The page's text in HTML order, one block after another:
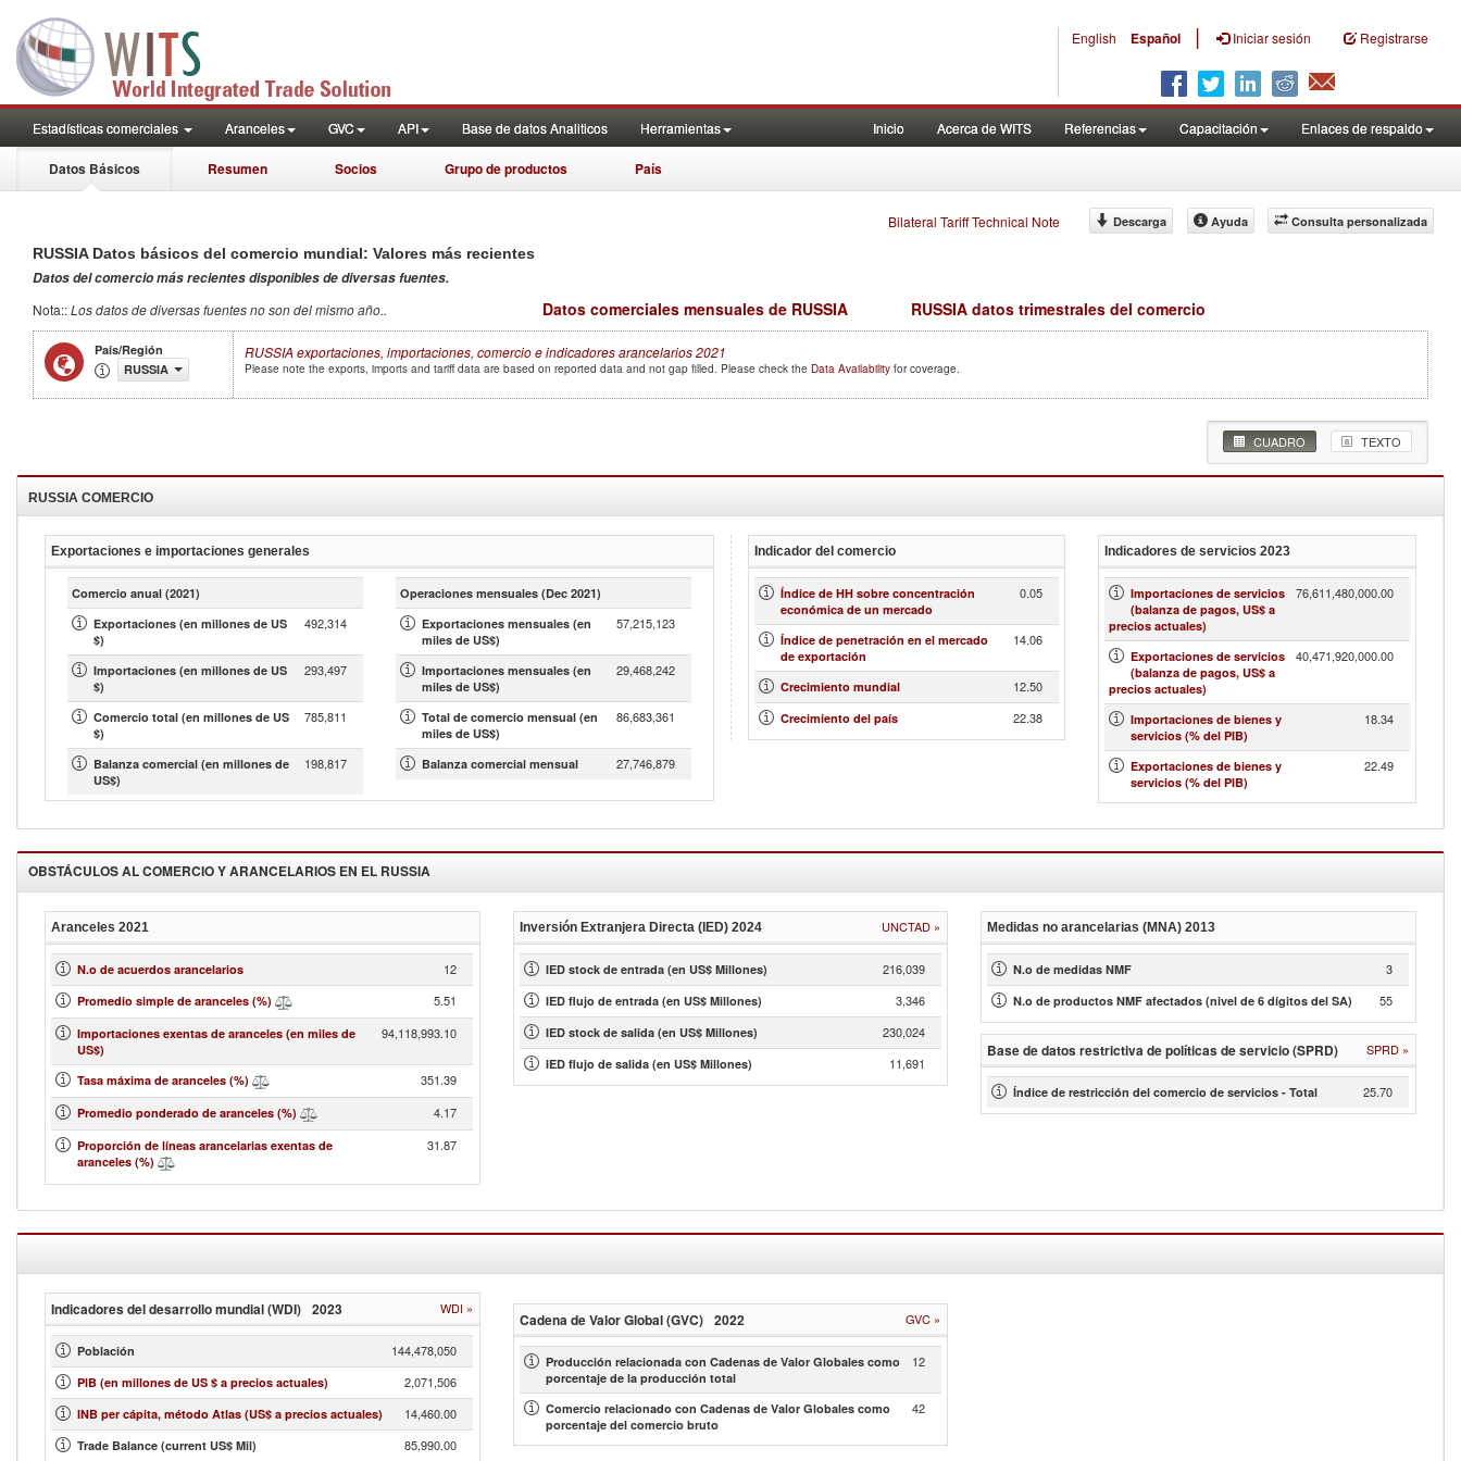
English Español | Iniciar sesión Registrarse
Estadísticas comerciales Aranceles GVC API Base de datos Analiticos Herramientas Inicio Acerca de WITS Referencias Capacitación Enlaces de respaldo
Datos Básicos Resumen Socios Grupo de productos País
Bilateral Tariff Technical Note Consulta personalizada
Descarga Ayuda
RUSSIA Datos básicos del comercio mundial: Valores más recientes
Datos del comercio más recientes disponibles de diversas fuentes.
Nota::Los datos de diversas fuentes no son del mismo año.. Datos comerciales mensuales de RUSSIA RUSSIA datos trimestrales del comercio
País/Región
RUSSIA
RUSSIA exportaciones, importaciones, comercio e indicadores arancelarios2021
Please note the exports, imports and tariff data are based on reported data and not gap filled. Please check the Data Availability for coverage.
CUADRO TEXTO
RUSSIA COMERCIO
Exportaciones e importaciones generales
Comercio anual (2021)
Exportaciones (en millones de US
$)
492,314
Importaciones (en millones de US
$)
293,497
Comercio total (en millones de US
$)
785,811
Balanza comercial (en millones de
US$)
198,817
Operaciones mensuales (Dec 2021)
Exportaciones mensuales (en
miles de US$)
57,215,123
Importaciones mensuales (en
miles de US$)
29,468,242
Total de comercio mensual (en
miles de US$)
86,683,361
Balanza comercial mensual 27,746,879
Indicador del comercio
Índice de HH sobre concentración
económica de un mercado
0.05
Índice de penetración en el mercado
de exportación
14.06
Crecimiento mundial 12.50
Crecimiento del país 22.38
Indicadores de servicios 2023
Importaciones de servicios
(balanza de pagos, US$ a
precios actuales)
76,611,480,000.00
Exportaciones de servicios
(balanza de pagos, US$ a
precios actuales)
40,471,920,000.00
Importaciones de bienes y
servicios (% del PIB)
18.34
Exportaciones de bienes y
servicios (% del PIB)
22.49
OBSTÁCULOS AL COMERCIO Y ARANCELARIOS EN EL RUSSIA
Aranceles 2021
N.o de acuerdos arancelarios 12
Promedio simple de aranceles (%) 5.51
Importaciones exentas de aranceles (en miles de
US$)
94,118,993.10
Tasa máxima de aranceles (%) 351.39
Promedio ponderado de aranceles (%) 4.17
Proporción de líneas arancelarias exentas de
aranceles (%)
31.87
Inversión Extranjera Directa (IED)2024 UNCTAD »
IED stock de entrada (en US$ Millones) 216,039
IED flujo de entrada (en US$ Millones) 3,346
IED stock de salida (en US$ Millones) 230,024
IED flujo de salida (en US$ Millones) 11,691
Medidas no arancelarias (MNA) 2013
N.o de medidas NMF 3
N.o de productos NMF afectados (nivel de 6 dígitos del SA) 55
Base de datos restrictiva de políticas de servicio (SPRD) SPRD»
Índice de restricción del comercio de servicios - Total 25.70
Indicadores del desarrollo mundial (WDI) 2023 WDI»
Población 144,478,050
PIB (en millones de US $ a precios actuales) 2,071,506
INB per cápita, método Atlas (US$ a precios actuales) 14,460.00
Trade Balance (current US$ Mil) 85,990.00
Cadena de Valor Global (GVC) 2022 GVC »
Producción relacionada con Cadenas de Valor Globales como
porcentaje de la producción total
12
Comercio relacionado con Cadenas de Valor Globales como
porcentaje del comercio bruto
42
GENERATED BY CONFLICT EXTENSION>>>>>>>>>>>>>>>>>>>>>>>>>>>>>>>>>>>> Development ====================================AUTO GENERATED BY CONFLICT EXTENSION====================================
>>>>>>>>>>>>>>>>>>>>>>>>>>>>>>>>>>>>AUTO GENERATED BY CONFLICT EXTENSION>>>>>>>>>>>>>>>>>>>>>>>>>>>>>>>>>>>> Development_veni